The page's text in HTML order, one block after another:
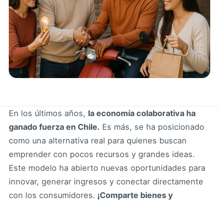
En los últimos años, la economía colaborativa ha
ganado fuerza en Chile. Es más, se ha posicionado
como una alternativa real para quienes buscan
emprender con pocos recursos y grandes ideas.
Este modelo ha abierto nuevas oportunidades para
innovar, generar ingresos y conectar directamente
con los consumidores. ¡Comparte bienes y